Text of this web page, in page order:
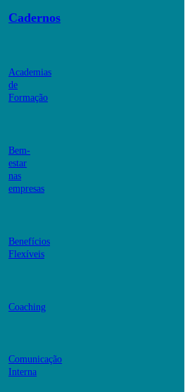
Cadernos
Academias
de
Formação
Bem-
estar
nas
empresas
Benefícios
Flexíveis
Coaching
Comunicação
Interna